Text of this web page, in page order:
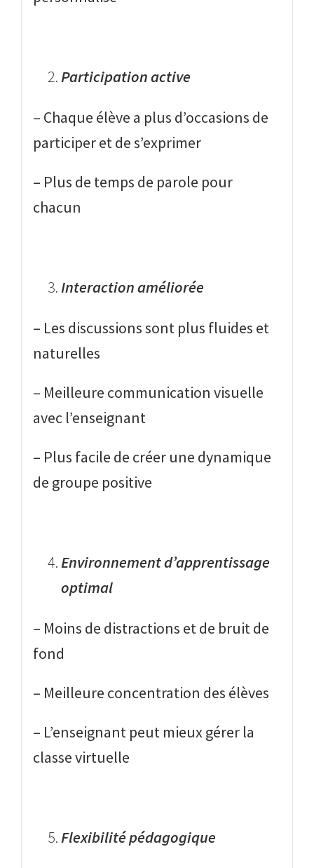
Participation active
– Chaque élève a plus d’occasions de
participer et de s’exprimer
– Plus de temps de parole pour
chacun
Interaction améliorée
– Les discussions sont plus fluides et
naturelles
– Meilleure communication visuelle
avec l’enseignant
– Plus facile de créer une dynamique
de groupe positive
Environnement d’apprentissage
optimal
– Moins de distractions et de bruit de
fond
– Meilleure concentration des élèves
– L’enseignant peut mieux gérer la
classe virtuelle
Flexibilité pédagogique